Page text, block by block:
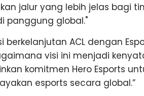
jalur yang lebih jelas bagi
panggung global."
berkelanjutan ACL dengan
visi ini menjadi
komitmen Hero Esports
esports secara global.”